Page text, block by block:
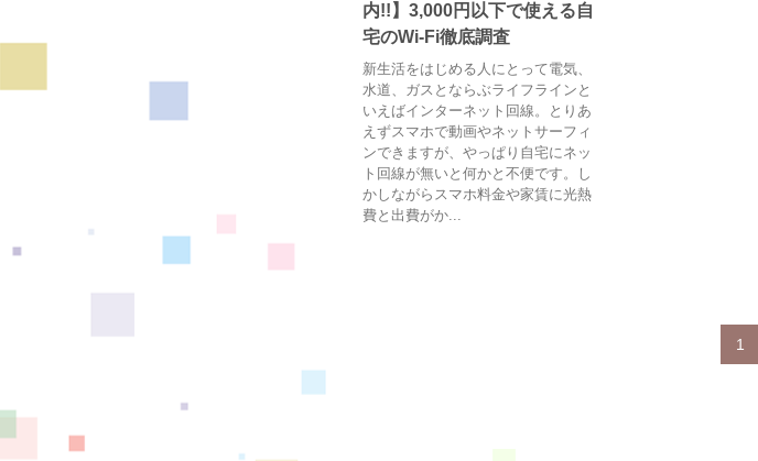
内!!】3,000円以下で使える自
宅のWi-Fi徹底調査
新生活をはじめる人にとって電気、
水道、ガスとならぶライフラインと
いえばインターネット回線。とりあ
えずスマホで動画やネットサーフィ
ンできますが、やっぱり自宅にネッ
ト回線が無いと何かと不便です。し
かしながらスマホ料金や家賃に光熱
費と出費がか...
1